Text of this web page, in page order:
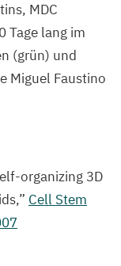
MDC
Tage lang im
(grün) und
Miguel Faustino
organizing 3D
Cell Stem